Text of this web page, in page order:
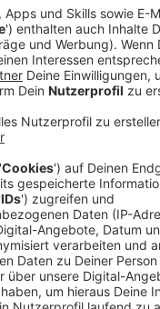
im Ausschuss
Woche später
benachbarten
bei sich mehr
17.10.2023 15:17
Situation sowohl am
nochmal